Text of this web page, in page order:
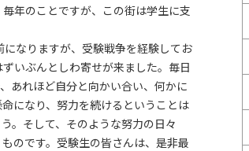
年のことですが、この街は学生に支
なりますが、受験戦争を経験してお
いぶんとしわ寄せが来ました。毎日
あれほど自分と向かい合い、何かに
になり、努力を続けるということは
。そして、そのような努力の日々
のです。受験生の皆さんは、是非最